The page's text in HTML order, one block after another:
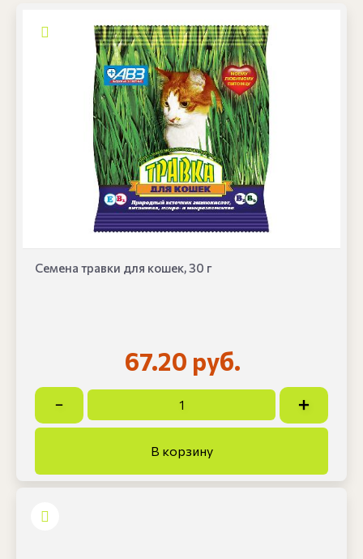
Семена травки для кошек, 30 г
67.20 руб.